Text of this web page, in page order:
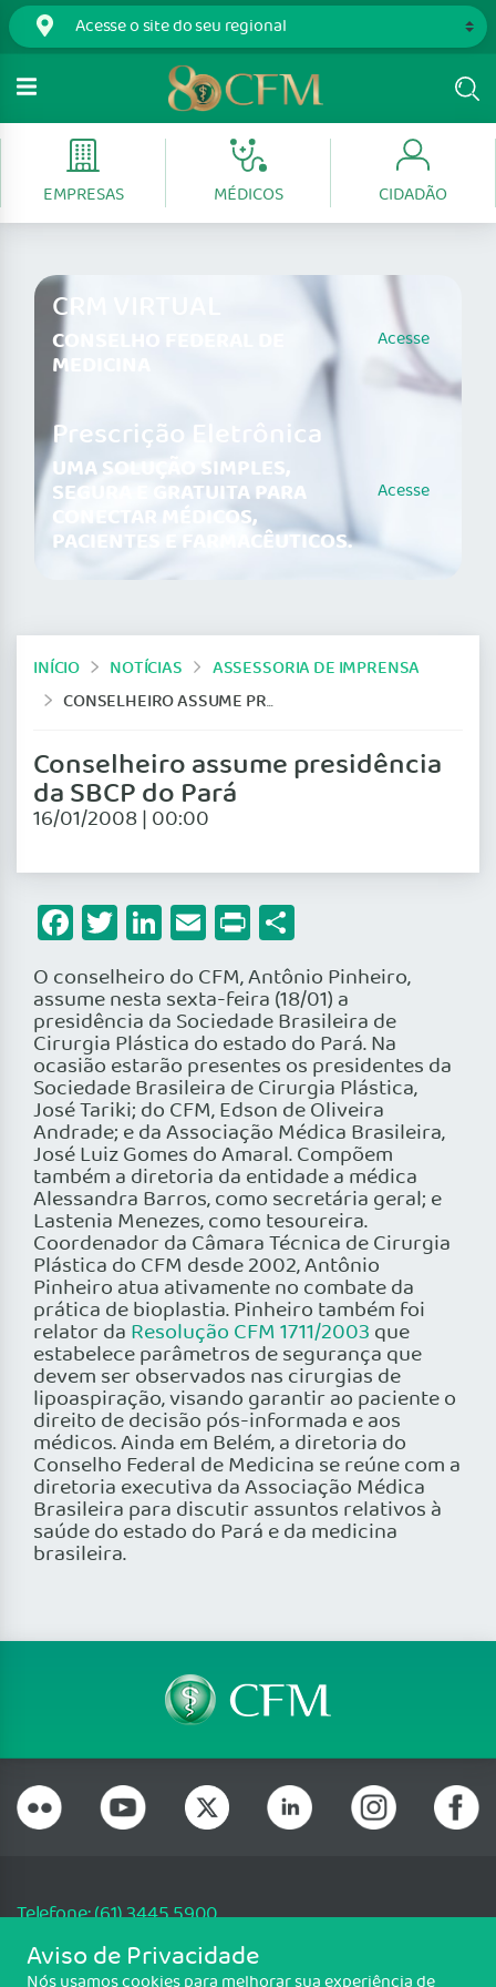
EMPRESAS MÉDICOS CIDADÃO
CRM VIRTUAL
CONSELHO FEDERAL DE
MEDICINA
Acesse
Prescrição Eletrônica
UMA SOLUÇÃO SIMPLES,
SEGURA E GRATUITA PARA
CONECTAR MÉDICOS,
PACIENTES E FARMACÊUTICOS.
Acesse
INÍCIO NOTÍCIAS
ASSESSORIA DE IMPRENSA
CONSELHEIRO ASSUME PRESIDÊNCIA DA SBCP DO PARÁ
Conselheiro assume presidência
da SBCP do Pará
16/01/2008 | 00:00
Facebook
Twitter
LinkedIn
Email
Print
O conselheiro do CFM, Antônio Pinheiro,
assume nesta sexta-feira (18/01) a
presidência da Sociedade Brasileira de
Cirurgia Plástica do estado do Pará. Na
ocasião estarão presentes os presidentes da
Sociedade Brasileira de Cirurgia Plástica,
José Tariki; do CFM, Edson de Oliveira
Andrade; e da Associação Médica Brasileira,
José Luiz Gomes do Amaral. Compõem
também a diretoria da entidade a médica
Alessandra Barros, como secretária geral; e
Lastenia Menezes, como tesoureira.
Coordenador da Câmara Técnica de Cirurgia
Plástica do CFM desde 2002, Antônio
Pinheiro atua ativamente no combate da
prática de bioplastia. Pinheiro também foi
relator da Resolução CFM 1711/2003 que
estabelece parâmetros de segurança que
devem ser observados nas cirurgias de
lipoaspiração, visando garantir ao paciente o
direito de decisão pós-informada e aos
médicos. Ainda em Belém, a diretoria do
Conselho Federal de Medicina se reúne com a
diretoria executiva da Associação Médica
Brasileira para discutir assuntos relativos à
saúde do estado do Pará e da medicina
brasileira.
Telefone: (61) 3445 5900
Email: cfm@portalmedico.org.br
SGAS 616, Conjunto D, Lote 115, L2 Sul, Brasília/DF - CEP: 70200-760 -
Aviso de Privacidade